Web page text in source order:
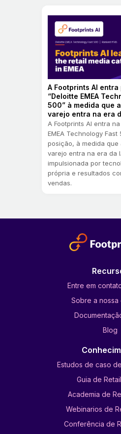
A Footprints AI
“Deloitte EMEA
500” à medida que
varejo entra na era
A Footprints AI entra
EMEA Technology Fast
posição, à medida que
varejo entra na era da
impulsionada por
própria e resultados
vendas.
Entre em
Sobre a nossa
Blog
Estudos de caso
Guia de
Academia de
Webinarios de
Conferência de